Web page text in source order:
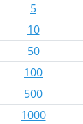
5
10
50
100
500
1000